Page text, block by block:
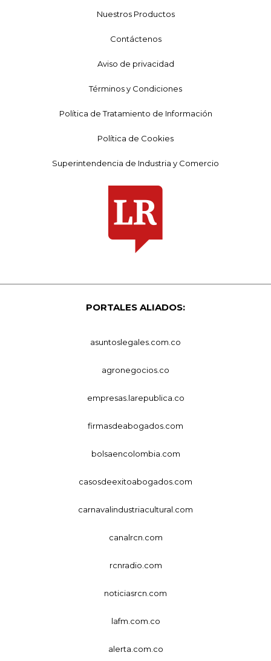
Nuestros Productos
Contáctenos
Aviso de privacidad
Términos y Condiciones
Política de Tratamiento de Información
Política de Cookies
Superintendencia de Industria y Comercio
PORTALES ALIADOS:
asuntoslegales.com.co
agronegocios.co
empresas.larepublica.co
firmasdeabogados.com
bolsaencolombia.com
casosdeexitoabogados.com
carnavalindustriacultural.com
canalrcn.com
rcnradio.com
noticiasrcn.com
lafm.com.co
alerta.com.co